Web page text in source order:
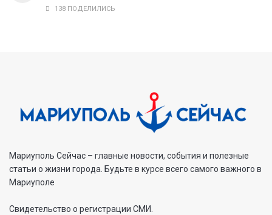
138 ПОДЕЛИЛИСЬ
Мариуполь Сейчас – главные новости, события и полезные
статьи о жизни города. Будьте в курсе всего самого важного в
Мариуполе
Свидетельство о регистрации СМИ.